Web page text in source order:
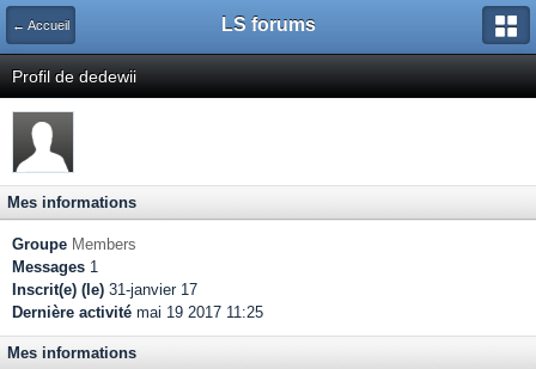
← Accueil LS forums
Profil de dedewii
Mes informations
Groupe Members
Messages 1
Inscrit(e) (le) 31-janvier 17
Dernière activité mai 19 2017 11:25
Mes informations